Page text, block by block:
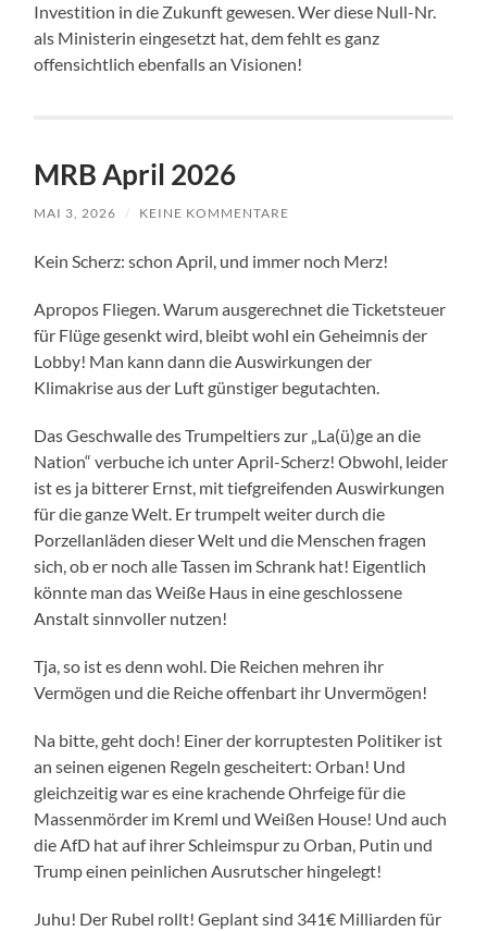
Investition in die Zukunft gewesen. Wer diese Null-Nr.
als Ministerin eingesetzt hat, dem fehlt es ganz
offensichtlich ebenfalls an Visionen!
MRB April 2026
MAI 3, 2026 / KEINE KOMMENTARE
Kein Scherz: schon April, und immer noch Merz!
Apropos Fliegen. Warum ausgerechnet die Ticketsteuer
für Flüge gesenkt wird, bleibt wohl ein Geheimnis der
Lobby! Man kann dann die Auswirkungen der
Klimakrise aus der Luft günstiger begutachten.
Das Geschwalle des Trumpeltiers zur „La(ü)ge an die
Nation“ verbuche ich unter April-Scherz! Obwohl, leider
ist es ja bitterer Ernst, mit tiefgreifenden Auswirkungen
für die ganze Welt. Er trumpelt weiter durch die
Porzellanläden dieser Welt und die Menschen fragen
sich, ob er noch alle Tassen im Schrank hat! Eigentlich
könnte man das Weiße Haus in eine geschlossene
Anstalt sinnvoller nutzen!
Tja, so ist es denn wohl. Die Reichen mehren ihr
Vermögen und die Reiche offenbart ihr Unvermögen!
Na bitte, geht doch! Einer der korruptesten Politiker ist
an seinen eigenen Regeln gescheitert: Orban! Und
gleichzeitig war es eine krachende Ohrfeige für die
Massenmörder im Kreml und Weißen House! Und auch
die AfD hat auf ihrer Schleimspur zu Orban, Putin und
Trump einen peinlichen Ausrutscher hingelegt!
Juhu! Der Rubel rollt! Geplant sind 341€ Milliarden für